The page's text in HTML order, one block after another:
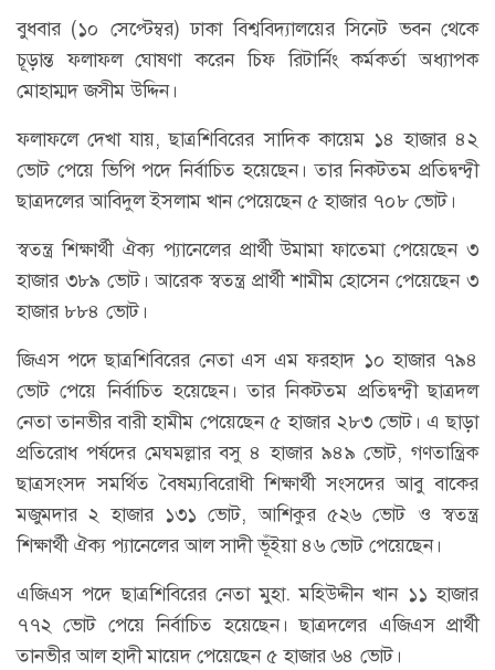
বুধবার (১০ সেপ্টেম্বর) ঢাকা বিশ্ববিদ্যালয়ের সিনেট ভবন থেকে
চূড়ান্ত ফলাফল ঘোষণা করেন চিফ রিটার্নিং কর্মকর্তা অধ্যাপক
মোহাম্মদ জসীম উদ্দিন।
ফলাফলে দেখা যায়, ছাত্রশিবিরের সাদিক কায়েম ১৪ হাজার ৪২
ভোট পেয়ে ভিপি পদে নির্বাচিত হয়েছেন। তার নিকটতম প্রতিদ্বন্দ্বী
ছাত্রদলের আবিদুল ইসলাম খান পেয়েছেন ৫ হাজার ৭০৮ ভোট।
স্বতন্ত্র শিক্ষার্থী ঐক্য প্যানেলের প্রার্থী উমামা ফাতেমা পেয়েছেন ৩
হাজার ৩৮৯ ভোট। আরেক স্বতন্ত্র প্রার্থী শামীম হোসেন পেয়েছেন ৩
হাজার ৮৮৪ ভোট।
জিএস পদে ছাত্রশিবিরের নেতা এস এম ফরহাদ ১০ হাজার ৭৯৪
ভোট পেয়ে নির্বাচিত হয়েছেন। তার নিকটতম প্রতিদ্বন্দ্বী ছাত্রদল
নেতা তানভীর বারী হামীম পেয়েছেন ৫ হাজার ২৮৩ ভোট। এ ছাড়া
প্রতিরোধ পর্ষদের মেঘমল্লার বসু ৪ হাজার ৯৪৯ ভোট, গণতান্ত্রিক
ছাত্রসংসদ সমর্থিত বৈষম্যবিরোধী শিক্ষার্থী সংসদের আবু বাকের
মজুমদার ২ হাজার ১৩১ ভোট, আশিকুর ৫২৬ ভোট ও স্বতন্ত্র
শিক্ষার্থী ঐক্য প্যানেলের আল সাদী ভূঁইয়া ৪৬ ভোট পেয়েছেন।
এজিএস পদে ছাত্রশিবিরের নেতা মুহা. মহিউদ্দীন খান ১১ হাজার
৭৭২ ভোট পেয়ে নির্বাচিত হয়েছেন। ছাত্রদলের এজিএস প্রার্থী
তানভীর আল হাদী মায়েদ পেয়েছেন ৫ হাজার ৬৪ ভোট।